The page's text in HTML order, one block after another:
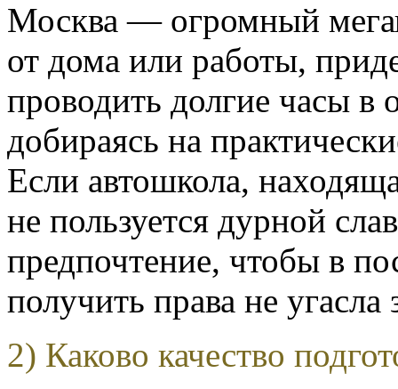
Москва — огромный
от дома или работы,
проводить долгие часы в
добираясь на
Если автошкола,
не пользуется дурной
предпочтение, чтобы в
получить права не
2) Каково качество